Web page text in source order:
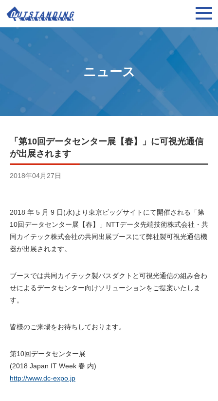
ニュース
「第10回データセンター展【春】」に可視光通信
が出展されます
2018年04月27日
2018 年 5 月 9 日(水)より東京ビッグサイトにて開催される「第
10回データセンター展【春】」NTTデータ先端技術株式会社・共
同カイテック株式会社の共同出展ブースにて弊社製可視光通信機
器が出展されます。
ブースでは共同カイテック製バスダクトと可視光通信の組み合わ
せによるデータセンター向けソリューションをご提案いたしま
す。
皆様のご来場をお待ちしております。
第10回データセンター展
(2018 Japan IT Week 春 内)
http://www.dc-expo.jp